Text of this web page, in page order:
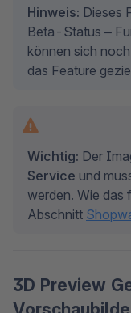
Hinweis: Dieses
Beta-Status –
können sich
das Feature
Wichtig: Der
Service und
werden. Wie das
Abschnitt
3D Preview